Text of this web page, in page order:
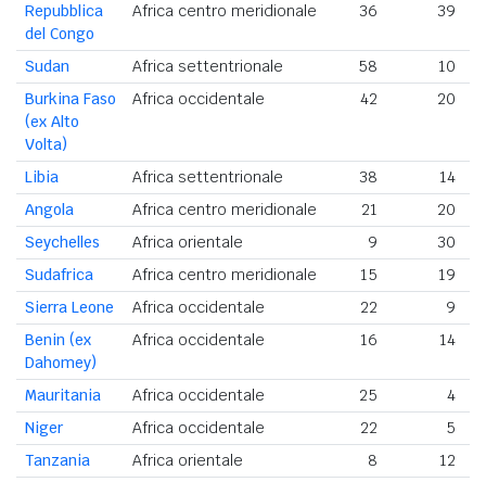
Repubblica
del Congo
Africa centro meridionale 36 39
Sudan Africa settentrionale 58
10
Burkina Faso
(ex Alto
Volta)
Africa occidentale 42 20
Libia Africa settentrionale 38
14
Angola
Africa centro meridionale 21
20
Seychelles
Africa orientale 9
30
Sudafrica
Africa centro meridionale 15
19
Sierra Leone
Africa occidentale 22
9
Benin (ex
Dahomey)
Africa occidentale 16 14
Mauritania Africa occidentale 25
4
Niger
Africa occidentale 22
5
Tanzania
Africa orientale 8
12